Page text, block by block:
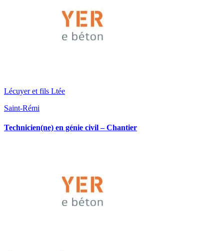
Lécuyer et fils Ltée
Saint-Rémi
Technicien(ne) en génie civil – Chantier